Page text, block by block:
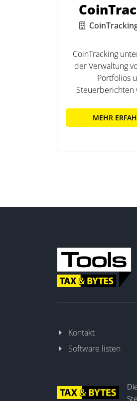
CoinTracking
der Verwaltung
Portfolios
Steuerberichten
MEHR
Kontakt
Software listen